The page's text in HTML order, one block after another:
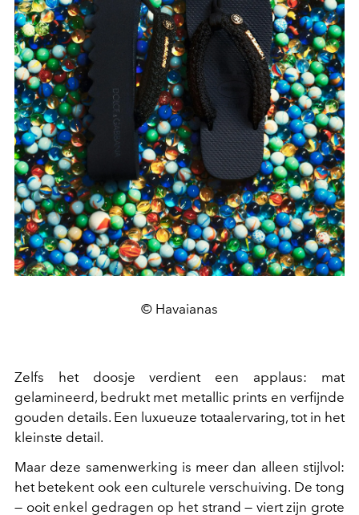
© Havaianas
Zelfs het doosje verdient een applaus: mat
gelamineerd, bedrukt met metallic prints en verfijnde
gouden details. Een luxueuze totaalervaring, tot in het
kleinste detail.
Maar deze samenwerking is meer dan alleen stijlvol:
het betekent ook een culturele verschuiving. De tong
— ooit enkel gedragen op het strand — viert zijn grote